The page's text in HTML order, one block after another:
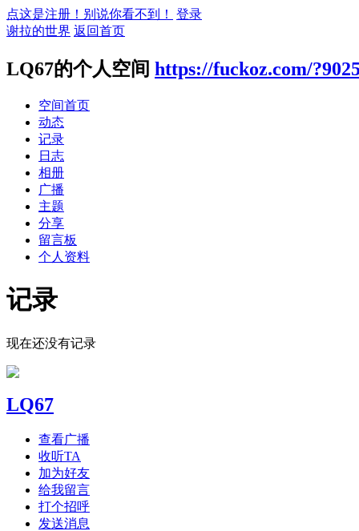
点这是注册！别说你看不到！
登录
谢拉的世界 返回首页
LQ67的个人空间 https://fuckoz.com/
空间首页
动态
记录
日志
相册
广播
主题
分享
留言板
个人资料
记录
现在还没有记录
LQ67
查看广播
收听TA
加为好友
给我留言
打个招呼
发送消息